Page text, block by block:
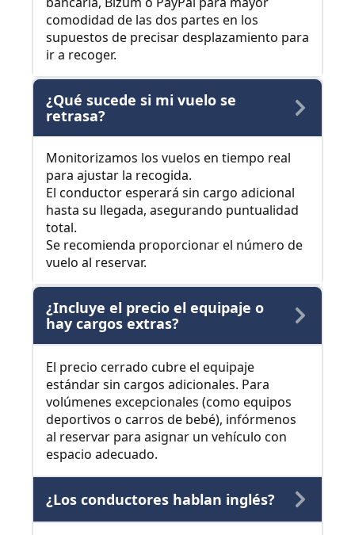
comodidad de las dos partes en los
supuestos de precisar desplazamiento para
ir a recoger.
¿Qué sucede si mi vuelo se
retrasa?
Monitorizamos los vuelos en tiempo real
para ajustar la recogida.
El conductor esperará sin cargo adicional
hasta su llegada, asegurando puntualidad
total.
Se recomienda proporcionar el número de
vuelo al reservar.
¿Incluye el precio el equipaje o
hay cargos extras?
El precio cerrado cubre el equipaje
estándar sin cargos adicionales. Para
volúmenes excepcionales (como equipos
deportivos o carros de bebé), infórmenos
al reservar para asignar un vehículo con
espacio adecuado.
¿Los conductores hablan inglés?